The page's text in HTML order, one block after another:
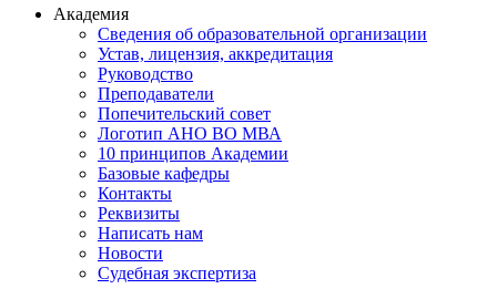
Академия
Сведения об образовательной организации
Устав, лицензия, аккредитация
Руководство
Преподаватели
Попечительский совет
Логотип АНО ВО МВА
10 принципов Академии
Базовые кафедры
Контакты
Реквизиты
Написать нам
Новости
Судебная экспертиза